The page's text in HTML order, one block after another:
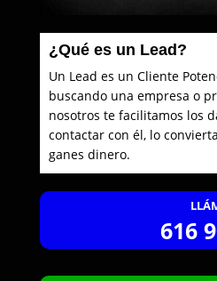
¿Qué es un Lead?
Un Lead es un Cliente
buscando una empresa o
nosotros te facilitamos los
contactar con él, lo
ganes dinero.
616